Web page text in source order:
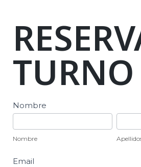
TURNO
Reserva
de
Turno
Nombre
Nombre
Email